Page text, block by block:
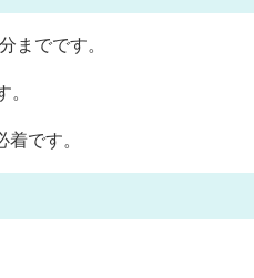
までです。
。
です。